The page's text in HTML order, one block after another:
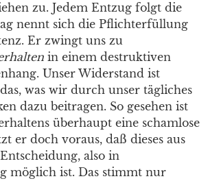
zu. Jedem Entzug folgt die
nennt sich die Pflichterfüllung
Er zwingt uns zu
in einem destruktiven
Unser Widerstand ist
was wir durch unser tägliches
dazu beitragen. So gesehen ist
überhaupt eine schamlose
er doch voraus, daß dieses aus
also in
möglich ist. Das stimmt nur